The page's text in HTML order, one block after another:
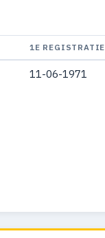
1E REGISTRATIE
11-06-1971